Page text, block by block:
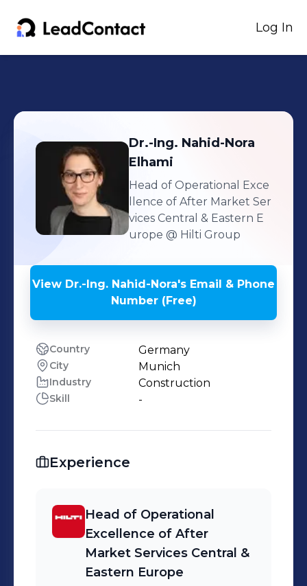
Log In
Dr.-Ing. Nahid-Nora
Elhami
Head of Operational Exce
llence of After Market Ser
vices Central & Eastern E
urope @ Hilti Group
View Dr.-Ing. Nahid-Nora's Email & Phone
Number (Free)
Country Germany
City Munich
Industry Construction
Skill -
Experience
Head of Operational
Excellence of After
Market Services Central &
Eastern Europe